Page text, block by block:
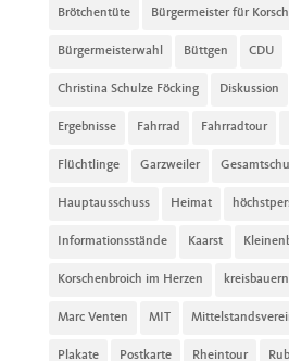
Brötchentüte Bürgermeister für
Bürgermeisterwahl Büttgen CDU
Christina Schulze Föcking Diskussion
Ergebnisse Fahrrad Fahrradtour
Flüchtlinge Garzweiler
Hauptausschuss Heimat
Informationsstände Kaarst
Korschenbroich im Herzen
Marc Venten MIT
Plakate Postkarte Rheintour